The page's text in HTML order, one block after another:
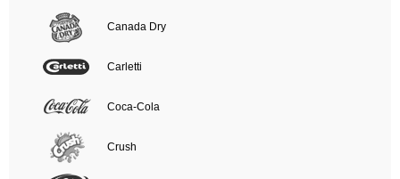
Canada Dry
Carletti
Coca-Cola
Crush